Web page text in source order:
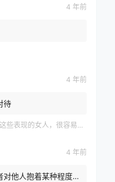
4 年前
4 年前
待
女人，很容易和别人发生关系，再漂亮也别娶
4 年前
他人抱着某种程度的